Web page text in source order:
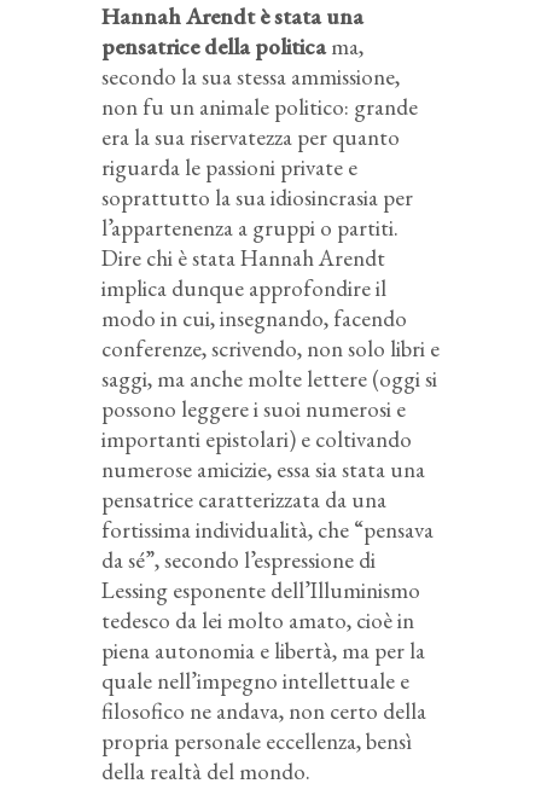
Hannah Arendt è stata una
pensatrice della politicama,
secondo la sua stessa ammissione,
non fu un animale politico: grande
era la sua riservatezza per quanto
riguarda le passioni private e
soprattutto la sua idiosincrasia per
l’appartenenza a gruppi o partiti.
Dire chi è stata Hannah Arendt
implica dunque approfondire il
modo in cui, insegnando, facendo
conferenze, scrivendo, non solo libri e
saggi, ma anche molte lettere (oggi si
possono leggere i suoi numerosi e
importanti epistolari) e coltivando
numerose amicizie, essa sia stata una
pensatrice caratterizzata da una
fortissima individualità, che “pensava
da sé”, secondo l’espressione di
Lessing esponente dell’Illuminismo
tedesco da lei molto amato, cioè in
piena autonomia e libertà, ma per la
quale nell’impegno intellettuale e
filosofico ne andava, non certo della
propria personale eccellenza, bensì
della realtà del mondo.